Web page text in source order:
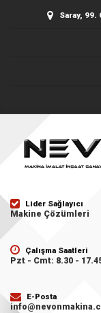
Saray, 99.
Lider Sağlayıcı
Makine Çözümleri
Çalışma Saatleri
Pzt - Cmt: 8.30 -
E-Posta